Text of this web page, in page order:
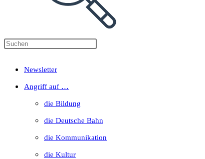
Press
search
panel.
Newsletter
Angriff auf …
die Bildung
die Deutsche Bahn
die Kommunikation
die Kultur